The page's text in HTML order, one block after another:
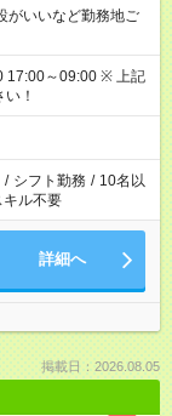
いいなど勤務地ご
～09:00 ※ 上記
！
/ シフト勤務 / 10名以
キル不要
詳細へ
掲載日：2026.08.05